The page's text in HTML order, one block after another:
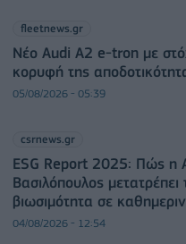
fleetnews.gr
Νέο Audi A2 e-tron με
κορυφή της
05/08/2026 - 05:39
csrnews.gr
ESG Report 2025: Πώς η
Βασιλόπουλος μετατρέπει
βιωσιμότητα σε
04/08/2026 - 12:54